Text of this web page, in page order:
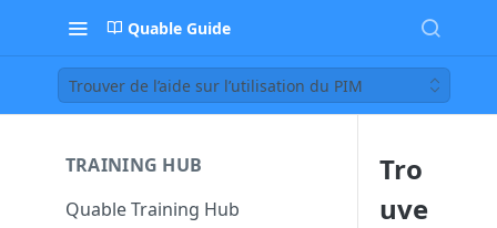
Quable Guide
Trouver de l’aide sur l’utilisation du PIM
TRAINING HUB
Quable Training Hub
Tro
uve